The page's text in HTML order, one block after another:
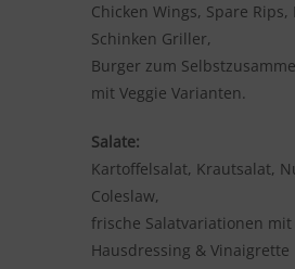
Chicken Wings, Spare
Schinken Griller,
Burger zum
mit Veggie Varianten.
Salate:
Kartoffelsalat, Krautsalat,
Coleslaw,
frische Salatvariationen mit
Hausdressing & Vinaigrette